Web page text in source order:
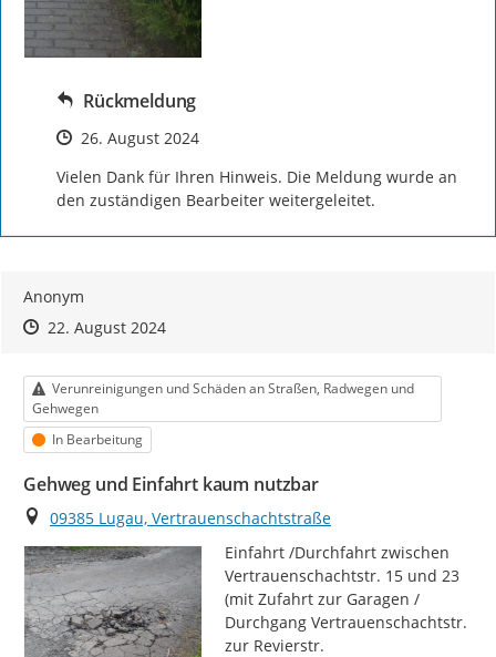
Rückmeldung
Zeitpunkt des Erstellens
26. August 2024
Vielen Dank für Ihren Hinweis. Die Meldung wurde an
den zuständigen Bearbeiter weitergeleitet.
Anonym
Zeitpunkt des Erstellens
Zeitpunkt des Erstellens
22. August 2024Zur Äußerung
Kategorie
Verunreinigungen und Schäden an Straßen, Radwegen und
Gehwegen
Status
In Bearbeitung
Gehweg und Einfahrt kaum nutzbar
Ort
09385 Lugau, Vertrauenschachtstraße
Einfahrt /Durchfahrt zwischen
Vertrauenschachtstr. 15 und 23
(mit Zufahrt zur Garagen /
Durchgang Vertrauenschachtstr.
zur Revierstr.